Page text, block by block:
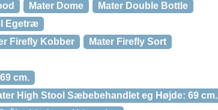
Mater Dome
Mater Double Bottle
Egetræ
Firefly Kobber
Mater Firefly Sort
cm.
High Stool Sæbebehandlet eg Højde: 69 cm.